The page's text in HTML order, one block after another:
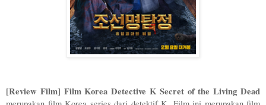
[Review Film] Film Korea Detective K Secret of the Living Dead